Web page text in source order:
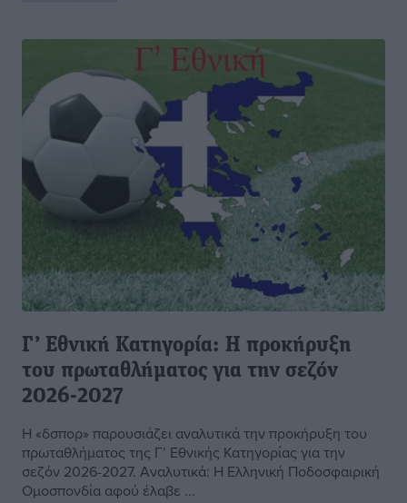
Γ’ Εθνική Κατηγορία: Η προκήρυξη
του πρωταθλήματος για την σεζόν
2026-2027
Η «δσπορ» παρουσιάζει αναλυτικά την προκήρυξη του
πρωταθλήματος της Γ’ Εθνικής Κατηγορίας για την
σεζόν 2026-2027. Αναλυτικά: Η Ελληνική Ποδοσφαιρική
Ομοσπονδία αφού έλαβε ...